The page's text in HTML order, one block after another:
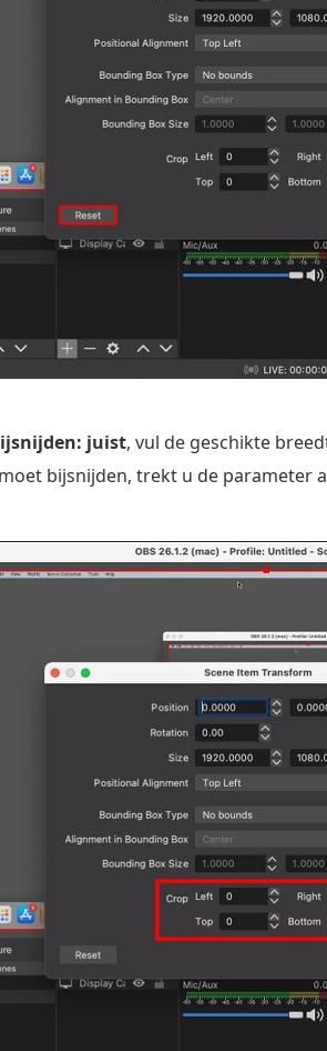
juist, vul de geschikte
bijsnijden, trekt u de parameter